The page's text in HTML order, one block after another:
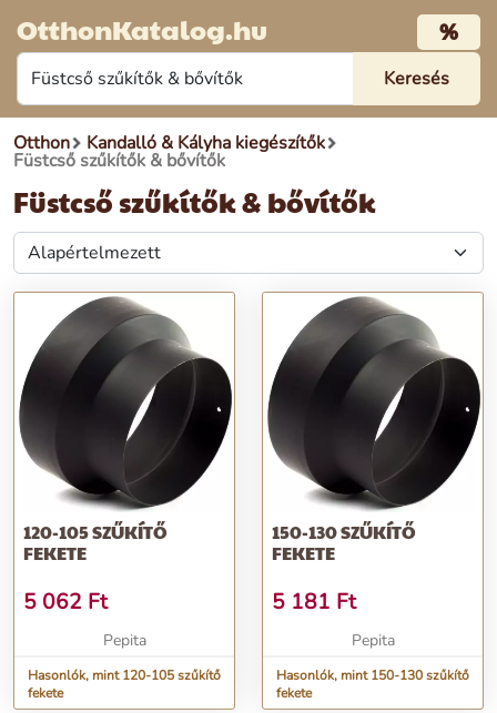
OtthonKatalog.hu %
Otthon Kandalló & Kályha kiegészítők
Füstcső szűkítők & bővítők
Füstcső szűkítők & bővítők
120-105 SZŰKÍTŐ
FEKETE
5 062 Ft
Pepita
Hasonlók, mint 120-105 szűkítő
fekete
150-130 SZŰKÍTŐ
FEKETE
5 181 Ft
Pepita
Hasonlók, mint 150-130 szűkítő
fekete